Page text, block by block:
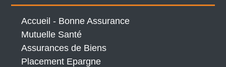
Accueil - Bonne Assurance
Mutuelle Santé
Assurances de Biens
Placement Epargne